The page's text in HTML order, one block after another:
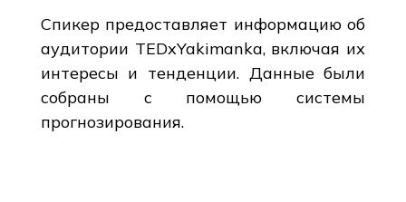
Спикер предоставляет информацию об
аудитории TEDxYakimanka, включая их
интересы и тенденции. Данные были
собраны с помощью системы
прогнозирования.